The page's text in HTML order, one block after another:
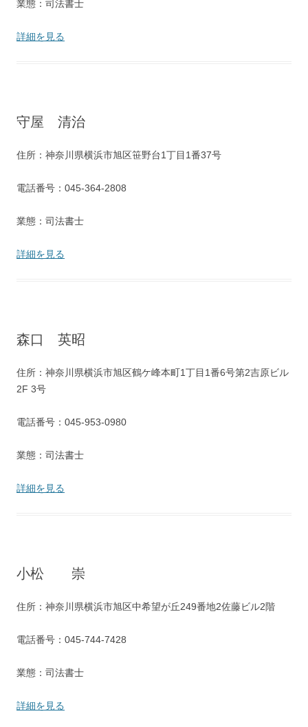
業態：司法書士
詳細を見る
守屋 清治
住所：神奈川県横浜市旭区笹野台1丁目1番37号
電話番号：045-364-2808
業態：司法書士
詳細を見る
森口 英昭
住所：神奈川県横浜市旭区鶴ケ峰本町1丁目1番6号第2吉原ビル
2F 3号
電話番号：045-953-0980
業態：司法書士
詳細を見る
小松 崇
住所：神奈川県横浜市旭区中希望が丘249番地2佐藤ビル2階
電話番号：045-744-7428
業態：司法書士
詳細を見る